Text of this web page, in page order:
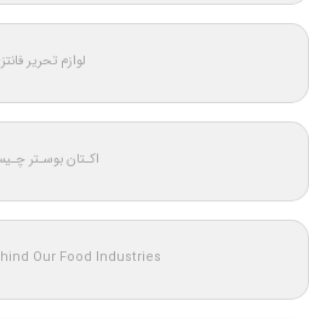
لوازم تحریر
اکـتان بوسـتر
Our Food Industries